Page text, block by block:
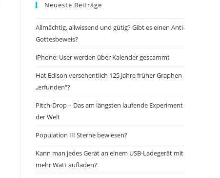
Neueste Beiträge
Allmächtig, allwissend und gütig? Gibt es einen Anti-
Gottesbeweis?
iPhone: User werden über Kalender gescammt
Hat Edison versehentlich 125 Jahre früher Graphen
„erfunden“?
Pitch-Drop – Das am längsten laufende Experiment
der Welt
Population III Sterne bewiesen?
Kann man jedes Gerät an einem USB-Ladegerät mit
mehr Watt aufladen?